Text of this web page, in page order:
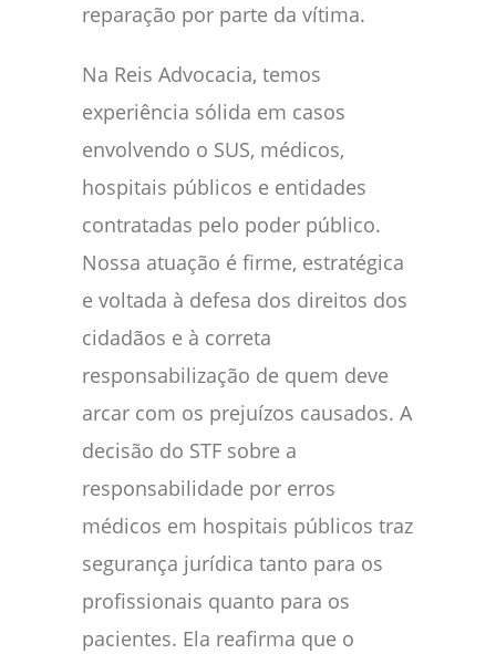
reparação por parte da vítima.
Na Reis Advocacia, temos
experiência sólida em casos
envolvendo o SUS, médicos,
hospitais públicos e entidades
contratadas pelo poder público.
Nossa atuação é firme, estratégica
e voltada à defesa dos direitos dos
cidadãos e à correta
responsabilização de quem deve
arcar com os prejuízos causados. A
decisão do STF sobre a
responsabilidade por erros
médicos em hospitais públicos traz
segurança jurídica tanto para os
profissionais quanto para os
pacientes. Ela reafirma que o